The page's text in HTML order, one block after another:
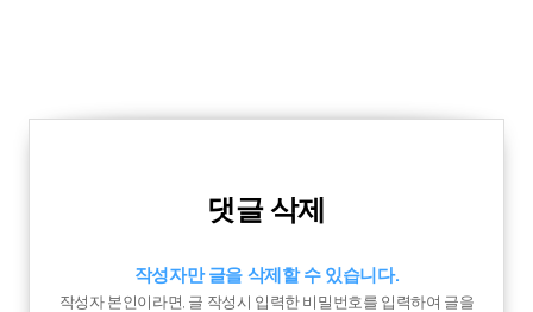
댓글 삭제
작성자만 글을 삭제할 수 있습니다.
작성자 본인이라면, 글 작성시 입력한 비밀번호를 입력하여 글을